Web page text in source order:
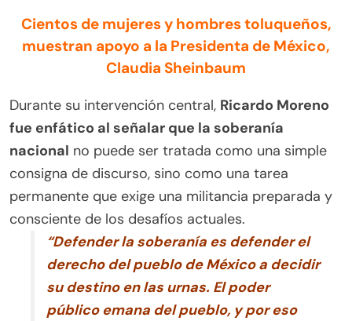
Cientos de mujeres y hombres toluqueños,
muestran apoyo a la Presidenta de México,
Claudia Sheinbaum
Durante su intervención central, Ricardo Moreno
fue enfático al señalar que la soberanía
nacional no puede ser tratada como una simple
consigna de discurso, sino como una tarea
permanente que exige una militancia preparada y
consciente de los desafíos actuales.
“Defender la soberanía es defender el
derecho del pueblo de México a decidir
su destino en las urnas. El poder
público emana del pueblo, y por eso